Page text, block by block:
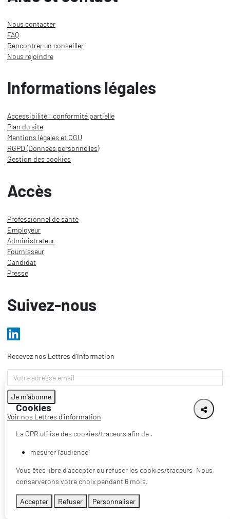
Cookies
La CPR utilise des cookies/traceurs afin de :
mesurer l'audience
Vous êtes libre d'accepter ou refuser les cookies/traceurs. Nous
conserverons votre choix pendant 6 mois.
Accepter Refuser Personnaliser
Nous contacter
FAQ
Rencontrer un conseiller
Nous rejoindre
Informations légales
Accessibilité : conformité partielle
Plan du site
Mentions légales et CGU
RGPD (Données personnelles)
Gestion des cookies
Accès
Professionnel de santé
Employeur
Administrateur
Fournisseur
Candidat
Presse
Suivez-nous
Recevez nos Lettres d’information
Voir nos Lettres d'information